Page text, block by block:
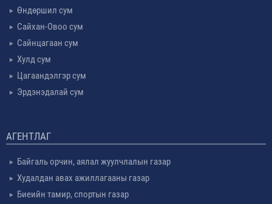
Өндөршил сум
Сайхан-Овоо сум
Сайнцагаан сум
Хулд сум
Цагаандэлгэр сум
Эрдэнэдалай сум
АГЕНТЛАГ
Байгаль орчин, аялал жуулчлалын газар
Худалдан авах ажиллагааны газар
Биеийн тамир, спортын газар